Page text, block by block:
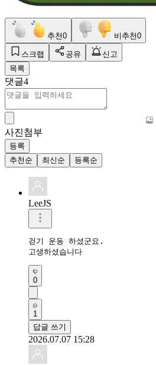
추천0 비추천0
스크랩 공유
신고
목록
댓글4
사진첨부
등록
추천순
최신순 등록순
LeeJS
걷기 운동 하셨군요.
고생하셨습니다
0
1
답글 쓰기
2026.07.07 15:28